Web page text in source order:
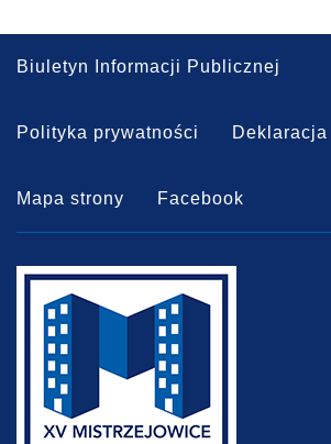
Biuletyn Informacji Publicznej
Polityka prywatności
Mapa strony Facebook